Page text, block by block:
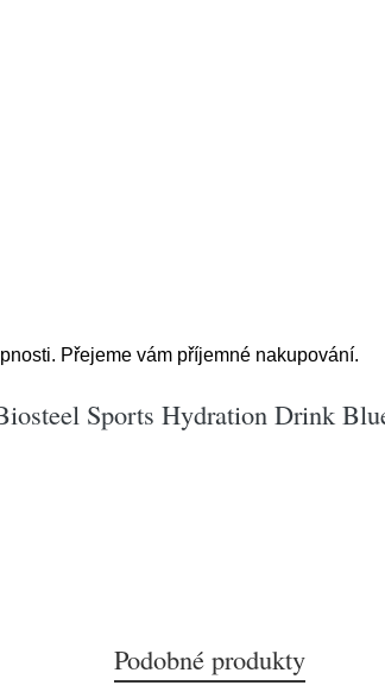
Přejeme vám příjemné nakupování.
Sports Hydration Drink
Podobné produkty